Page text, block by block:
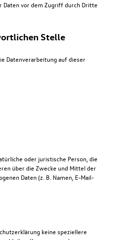
Daten vor dem Zugriff durch Dritte
Stelle
Datenverarbeitung auf dieser
oder juristische Person, die
über die Zwecke und Mittel der
Daten (z. B. Namen, E-Mail-
keine speziellere